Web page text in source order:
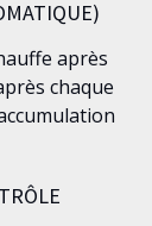
après
chaque